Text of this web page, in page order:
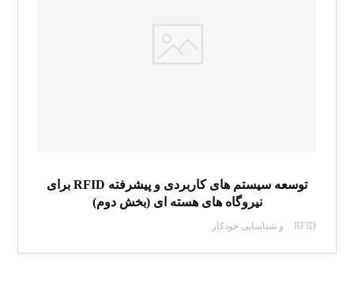
توسعه سیستم های کاربردی و پیشرفته RFID برای
نیروگاه های هسته ای (بخش دوم)
RFID و شناسایی خودکار